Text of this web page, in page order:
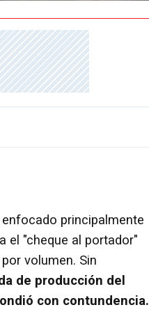
principalmente
el "cheque al portador"
por volumen. Sin
de producción del
con contundencia.